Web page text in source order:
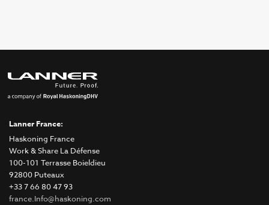
Lanner France:
Haskoning France
Work & Share La Défense
100-101 Terrasse Boieldieu
92800 Puteaux
+33 7 66 80 47 93
france.Info@haskoning.com